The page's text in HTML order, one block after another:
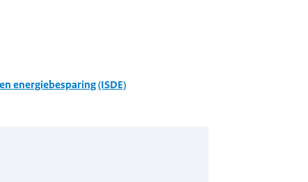
energiebesparing (ISDE)